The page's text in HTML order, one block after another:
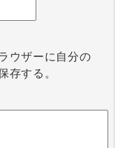
ウザーに自分の
存する。